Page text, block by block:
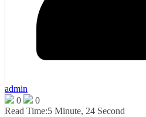
admin
0
0
Read Time:5 Minute, 24 Second